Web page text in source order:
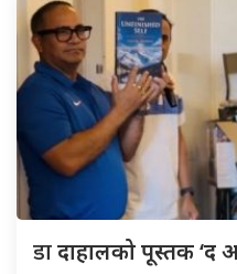
डादाहालको पूस्तक ‘द